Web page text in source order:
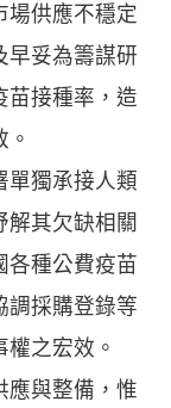
場供應不穩定
早妥為籌謀研
苗接種率，造
單獨承接人類
解其欠缺相關
各種公費疫苗
調採購登錄等
之宏效。
應與整備，惟